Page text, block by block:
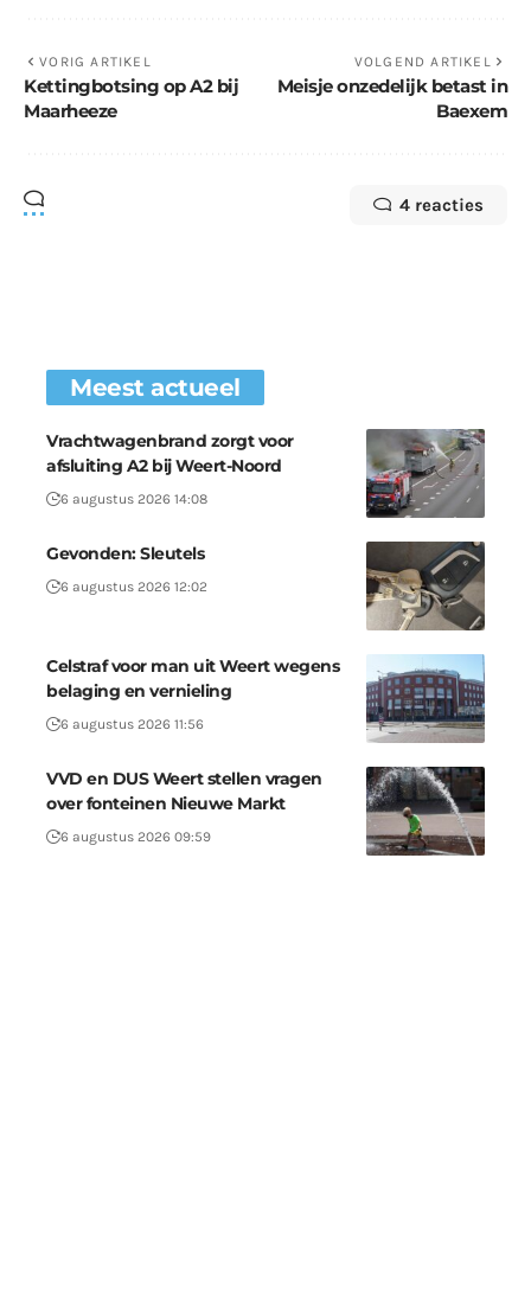
VORIG ARTIKEL
Kettingbotsing op A2 bij
Maarheeze
VOLGEND ARTIKEL
Meisje onzedelijk betast in
Baexem
4 reacties
Meest actueel
Vrachtwagenbrand zorgt voor
afsluiting A2 bij Weert-Noord
6 augustus 2026 14:08
Gevonden: Sleutels
6 augustus 2026 12:02
Celstraf voor man uit Weert wegens
belaging en vernieling
6 augustus 2026 11:56
VVD en DUS Weert stellen vragen
over fonteinen Nieuwe Markt
6 augustus 2026 09:59